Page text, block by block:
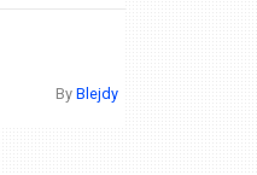
By Blejdy